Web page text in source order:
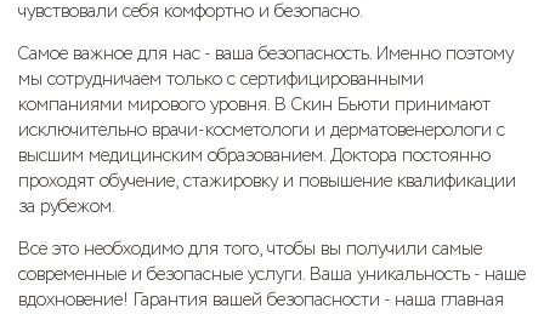
чувствовали себя комфортно и безопасно.
Самое важное для нас - ваша безопасность. Именно поэтому
мы сотрудничаем только с сертифицированными
компаниями мирового уровня. В Скин Бьюти принимают
исключительно врачи-косметологи и дерматовенерологи с
высшим медицинским образованием. Доктора постоянно
проходят обучение, стажировку и повышение квалификации
за рубежом.
Всё это необходимо для того, чтобы вы получили самые
современные и безопасные услуги. Ваша уникальность - наше
вдохновение! Гарантия вашей безопасности - наша главная